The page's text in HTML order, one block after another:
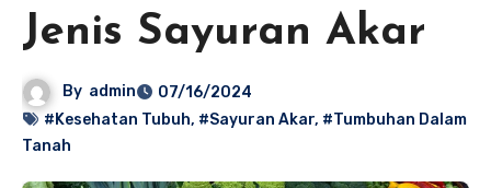
Jenis Sayuran Akar
By admin
07/16/2024
#Kesehatan Tubuh, #Sayuran Akar, #Tumbuhan Dalam
Tanah